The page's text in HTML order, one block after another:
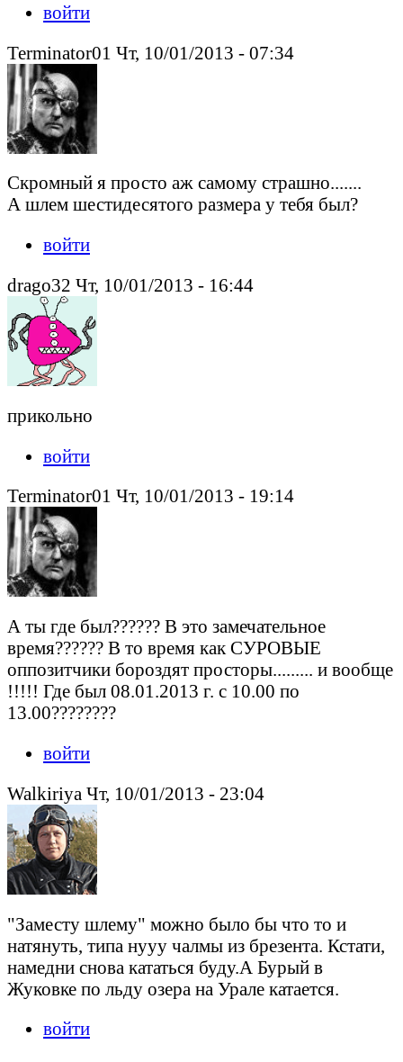
войти
Terminator01 Чт, 10/01/2013 - 07:34
Скромный я просто аж самому страшно.......
А шлем шестидесятого размера у тебя был?
войти
drago32 Чт, 10/01/2013 - 16:44
прикольно
войти
Terminator01 Чт, 10/01/2013 - 19:14
А ты где был?????? В это замечательное
время?????? В то время как СУРОВЫЕ
оппозитчики бороздят просторы......... и вообще
!!!!! Где был 08.01.2013 г. с 10.00 по
13.00????????
войти
Walkiriya Чт, 10/01/2013 - 23:04
"Заместу шлему" можно было бы что то и
натянуть, типа нууу чалмы из брезента. Кстати,
намедни снова кататься буду.А Бурый в
Жуковке по льду озера на Урале катается.
войти